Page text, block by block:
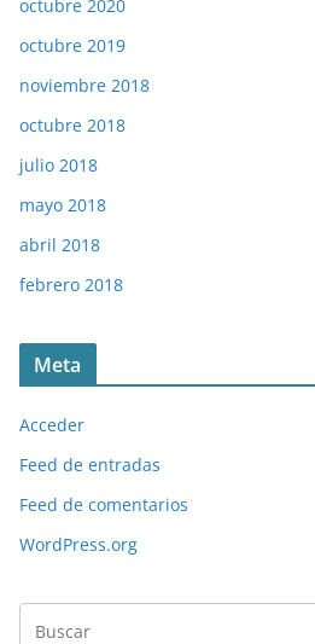
octubre 2020
octubre 2019
noviembre 2018
octubre 2018
julio 2018
mayo 2018
abril 2018
febrero 2018
Meta
Acceder
Feed de entradas
Feed de comentarios
WordPress.org